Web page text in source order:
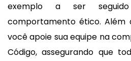
exemplo a ser
comportamento ético. Além
você apoie sua equipe na
Código, assegurando que